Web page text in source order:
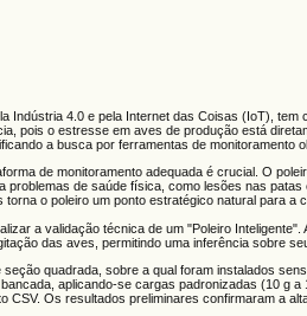
Indústria 4.0 e pela Internet das Coisas (IoT),
pois o estresse em aves de produção está
a busca por ferramentas de monitoramento
de monitoramento adequada é crucial. O
problemas de saúde física, como lesões nas
o poleiro um ponto estratégico natural para a
a validação técnica de um "Poleiro
das aves, permitindo uma inferência sobre
quadrada, sobre a qual foram instalados
aplicando-se cargas padronizadas (10
Os resultados preliminares confirmaram a